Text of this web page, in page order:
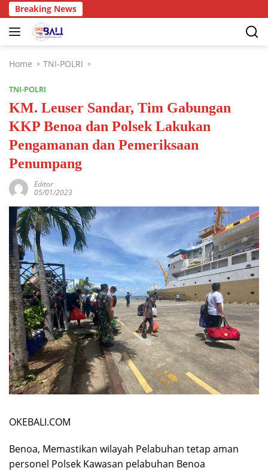
Breaking News
Home TNI-POLRI
TNI-POLRI
KM. Leuser Sandar, Tim Gabungan
KKP Benoa dan Polsek Lakukan
Pengamanan dan Pemeriksaan
Penumpang
Editor
05/01/2023
OKEBALI.COM
Benoa, Memastikan wilayah Pelabuhan tetap aman
personel Polsek Kawasan pelabuhan Benoa